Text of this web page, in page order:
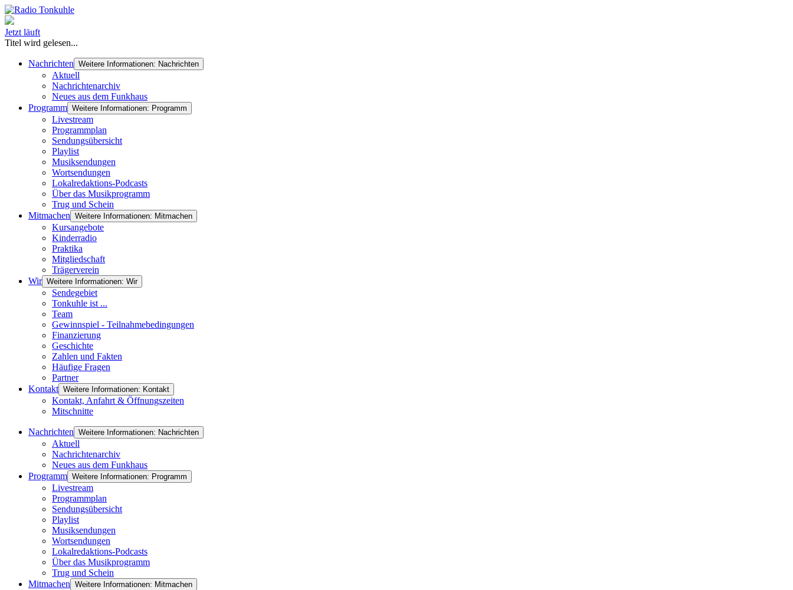
Jetzt läuft
Titel wird gelesen...
Nachrichten Weitere Informationen: Nachrichten
Aktuell
Nachrichtenarchiv
Neues aus dem Funkhaus
Programm Weitere Informationen: Programm
Livestream
Programmplan
Sendungsübersicht
Playlist
Musiksendungen
Wortsendungen
Lokalredaktions-Podcasts
Über das Musikprogramm
Trug und Schein
Mitmachen Weitere Informationen: Mitmachen
Kursangebote
Kinderradio
Praktika
Mitgliedschaft
Trägerverein
Wir Weitere Informationen: Wir
Sendegebiet
Tonkuhle ist ...
Team
Gewinnspiel - Teilnahmebedingungen
Finanzierung
Geschichte
Zahlen und Fakten
Häufige Fragen
Partner
Kontakt Weitere Informationen: Kontakt
Kontakt, Anfahrt & Öffnungszeiten
Mitschnitte
Nachrichten Weitere Informationen: Nachrichten
Aktuell
Nachrichtenarchiv
Neues aus dem Funkhaus
Programm Weitere Informationen: Programm
Livestream
Programmplan
Sendungsübersicht
Playlist
Musiksendungen
Wortsendungen
Lokalredaktions-Podcasts
Über das Musikprogramm
Trug und Schein
Mitmachen Weitere Informationen: Mitmachen